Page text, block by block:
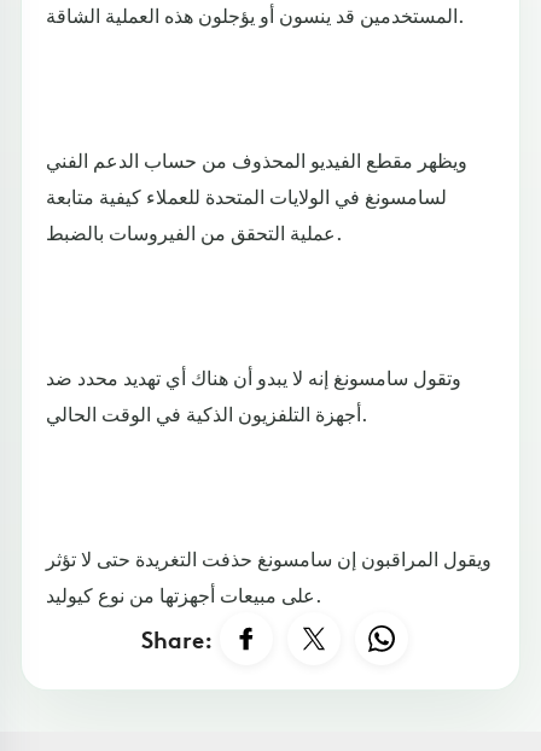
المستخدمين قد ينسون أو يؤجلون هذه العملية الشاقة.
ويظهر مقطع الفيديو المحذوف من حساب الدعم الفني
لسامسونغ في الولايات المتحدة للعملاء كيفية متابعة
عملية التحقق من الفيروسات بالضبط.
وتقول سامسونغ إنه لا يبدو أن هناك أي تهديد محدد ضد
أجهزة التلفزيون الذكية في الوقت الحالي.
ويقول المراقبون إن سامسونغ حذفت التغريدة حتى لا تؤثر
على مبيعات أجهزتها من نوع كيوليد.
Share: